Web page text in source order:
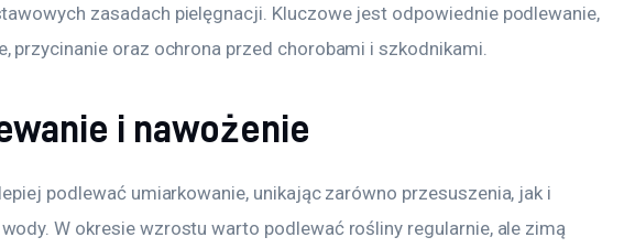
zasadach pielęgnacji. Kluczowe jest odpowiednie podlewanie,
przycinanie oraz ochrona przed chorobami i szkodnikami.
i nawożenie
podlewać umiarkowanie, unikając zarówno przesuszenia, jak i
W okresie wzrostu warto podlewać rośliny regularnie, ale zimą